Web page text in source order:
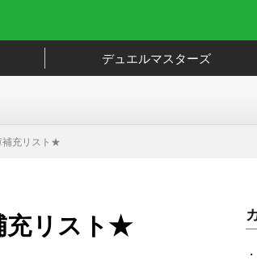
デュエルマスターズ
充リスト★
リスト★